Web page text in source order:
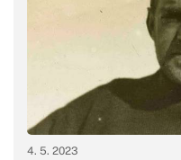
4. 5. 2023